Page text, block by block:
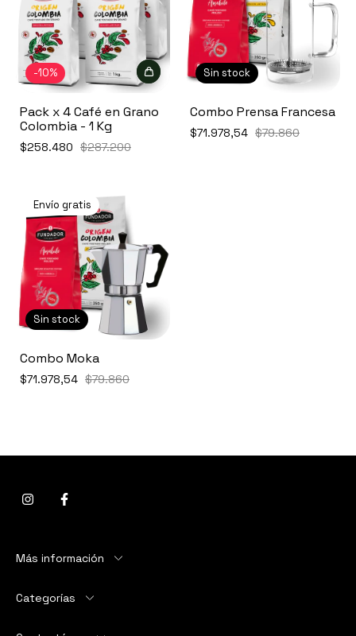
-10%
Pack x 4 Café en Grano
Colombia - 1 Kg
$258.480 $287.200
Sin stock
Combo Prensa Francesa
$71.978,54 $79.860
Sin stock
Envío gratis
Combo Moka
$71.978,54 $79.860
Más información
Categorías